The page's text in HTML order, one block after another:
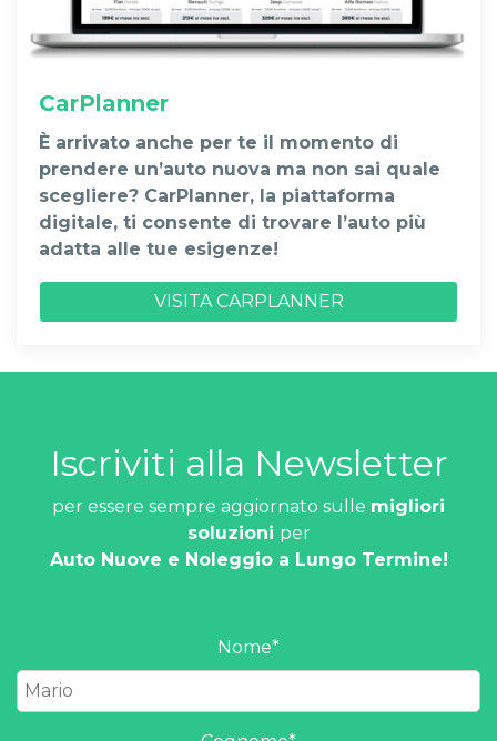
CarPlanner
È arrivato anche per te il momento di
prendere un’auto nuova ma non sai quale
scegliere? CarPlanner, la piattaforma
digitale, ti consente di trovare l’auto più
adatta alle tue esigenze!
VISITA CARPLANNER
Iscriviti alla Newsletter
per essere sempre aggiornato sulle migliori
soluzioni per
Auto Nuove e Noleggio a Lungo Termine!
Nome*